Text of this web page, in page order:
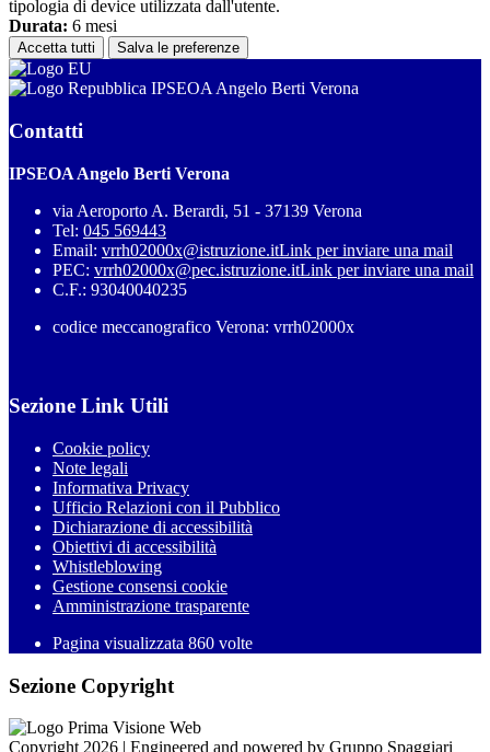
tipologia di device utilizzata dall'utente.
Durata: 6 mesi
Accetta tutti Salva le preferenze
IPSEOA Angelo Berti Verona
Contatti
IPSEOA Angelo Berti Verona
via Aeroporto A. Berardi, 51 - 37139 Verona
Tel: 045 569443
Email: vrrh02000x@istruzione.itLink per inviare una mail
PEC: vrrh02000x@pec.istruzione.itLink per inviare una mail
C.F.: 93040040235
codice meccanografico Verona: vrrh02000x
Sezione Link Utili
Cookie policy
Note legali
Informativa Privacy
Ufficio Relazioni con il Pubblico
Dichiarazione di accessibilità
Obiettivi di accessibilità
Whistleblowing
Gestione consensi cookie
Amministrazione trasparente
Pagina visualizzata 860 volte
Sezione Copyright
Copyright 2026 | Engineered and powered by Gruppo Spaggiari